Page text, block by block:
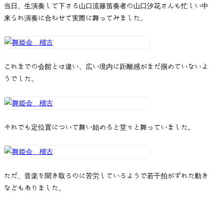
当日、生演奏して下さる山口流篠笛奏者の山口汐花さんも忙しい中
来られ演奏に合わせて実際に舞ってみました。
これまでの会館とは違い、広い境内に距離感がまだ掴めていないよ
うでした。
それでも定位置について舞い始めると堂々と舞っていました。
ただ、音楽を聞き取るのに苦労しているようで若干拍がずれた動き
などもありました。